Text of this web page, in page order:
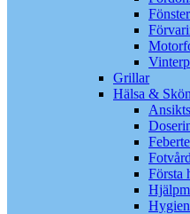
Grillar
Hälsa &
Fotvård
Första
Hygien